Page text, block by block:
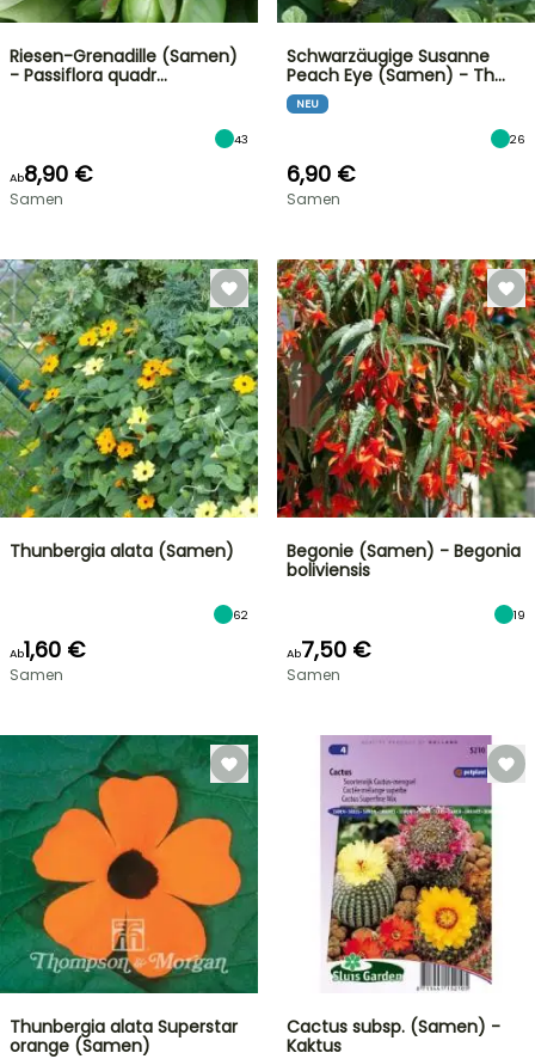
Riesen-Grenadille (Samen)
- Passiflora quadr…
43
Ab8,90 €
Samen
Schwarzäugige Susanne
Peach Eye (Samen) - Th…
NEU
26
6,90 €
Samen
Thunbergia alata (Samen)
62
Ab1,60 €
Samen
Begonie (Samen) - Begonia
boliviensis
19
Ab7,50 €
Samen
Thunbergia alata Superstar
orange (Samen)
Cactus subsp. (Samen) -
Kaktus